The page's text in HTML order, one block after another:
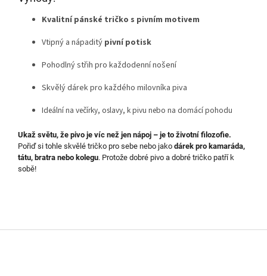
Kvalitní pánské tričko s pivním motivem
Vtipný a nápaditý pivní potisk
Pohodlný střih pro každodenní nošení
Skvělý dárek pro každého milovníka piva
Ideální na večírky, oslavy, k pivu nebo na domácí pohodu
Ukaž světu, že pivo je víc než jen nápoj – je to životní filozofie.
Pořiď si tohle skvělé tričko pro sebe nebo jako dárek pro kamaráda,
tátu, bratra nebo kolegu. Protože dobré pivo a dobré tričko patří k
sobě!